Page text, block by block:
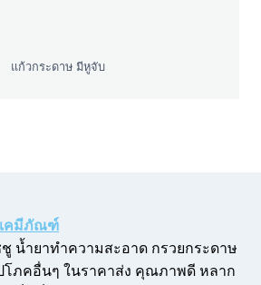
แก้วกระดาษ มีหูจับ
เคมีภัณฑ์
น้ำยาทำความสะอาด กรวยกระดาษ
โภคอื่นๆ ในราคาส่ง คุณภาพดี หลาก